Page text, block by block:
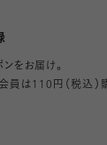
をお届け。
員は110円（税込